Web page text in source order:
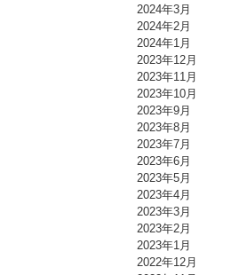
2024年3月
2024年2月
2024年1月
2023年12月
2023年11月
2023年10月
2023年9月
2023年8月
2023年7月
2023年6月
2023年5月
2023年4月
2023年3月
2023年2月
2023年1月
2022年12月